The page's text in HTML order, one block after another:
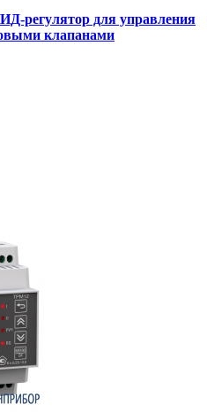
регулятор для управления
клапанами